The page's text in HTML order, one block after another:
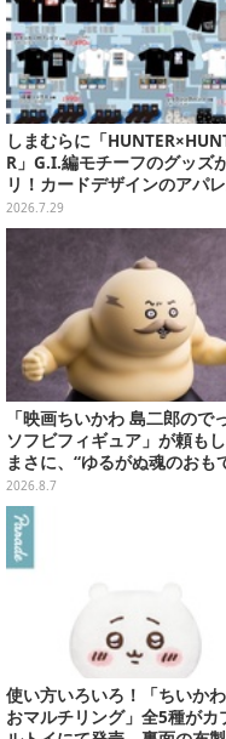
しまむらに「
R」G.I.編モチーフのグッズ
リ！カードデザインのアパレ
雑貨、ゴレイヌの「オレが3
になる…」も
2026.7.29
「映画ちいかわ 島二郎ので
ソフビフィギュア」が頼もし
まさに、“ゆるがぬ魂のおも
し”
2026.8.7
使い方いろいろ！「ちいか
おマルチリング」全5種がカ